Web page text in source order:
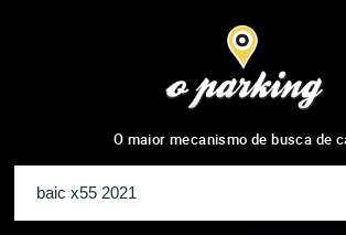
O maior mecanismo de busca de